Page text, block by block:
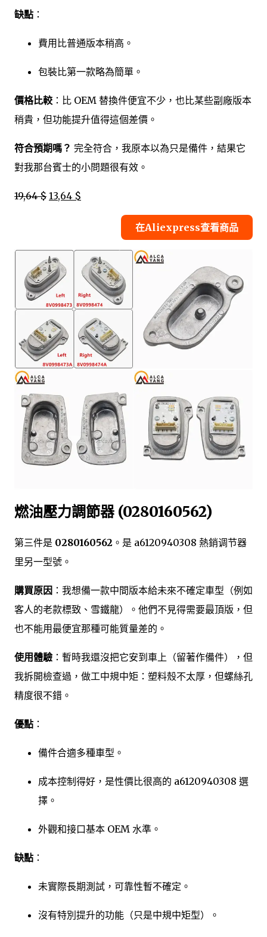
缺點 ：
費用比普通版本稍高。
包裝比第一款略為簡單。
價格比較 ：比 OEM 替換件便宜不少，也比某些副廠版本
稍貴，但功能提升值得這個差價。
符合預期嗎？ 完全符合，我原本以為只是備件，結果它
對我那台賓士的小問題很有效。
19,64 $ 13,64 $
在Aliexpress查看商品
燃油壓力調節器 (0280160562)
第三件是 0280160562 。是 a6120940308 熱銷调节器
里另一型號。
購買原因 ：我想備一款中間版本給未來不確定車型（例如
客人的老款標致、雪鐵龍）。他們不見得需要最頂版，但
也不能用最便宜那種可能質量差的。
使用體驗 ：暫時我還沒把它安到車上（留著作備件），但
我拆開檢查過，做工中規中矩：塑料殼不太厚，但螺絲孔
精度很不錯。
優點 ：
備件合適多種車型。
成本控制得好，是性價比很高的 a6120940308 選
擇。
外觀和接口基本 OEM 水準。
缺點 ：
未實際長期測試，可靠性暫不確定。
沒有特別提升的功能（只是中規中矩型）。